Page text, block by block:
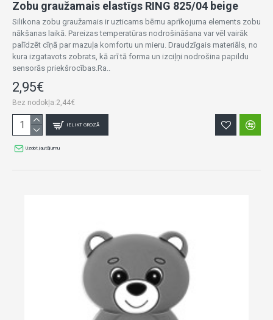
Zobu graužamais elastīgs RING 825/04 beige
Silikona zobu graužamais ir uzticams bērnu aprīkojuma elements zobu
nākšanas laikā. Pareizas temperatūras nodrošināšana var vēl vairāk
palīdzēt cīņā par mazuļa komfortu un mieru. Draudzīgais materiāls, no
kura izgatavots zobrats, kā arī tā forma un izciļņi nodrošina papildu
sensorās priekšrocības.Ra..
2,95€
Bez nodokļa:2,44€
IELIKT GROZĀ
Uzdot jautājumu